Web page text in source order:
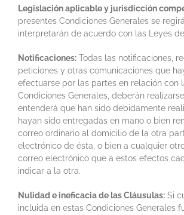
Legislación aplicable y jurisdicción
presentes Condiciones Generales se
interpretarán de acuerdo con las Leyes
Notificaciones: Todas las notificaciones,
peticiones y otras comunicaciones que
efectuarse por las partes en relación con
Condiciones Generales, deberán
entenderá que han sido debidamente
hayan sido entregadas en mano o bien
correo ordinario al domicilio de la otra
electrónico de ésta, o bien a cualquier
correo electrónico que a estos efectos
indicar a la otra.
Nulidad e ineficacia de las Cláusulas: Si
incluida en estas Condiciones Generales